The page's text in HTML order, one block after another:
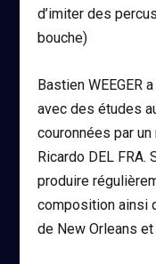
d’imiter des
bouche)
Bastien WEEGER
avec des études
couronnées par
Ricardo DEL
produire
composition ainsi
de New Orleans